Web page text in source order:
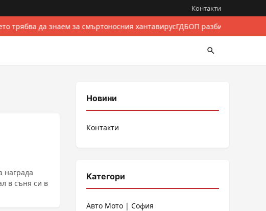
Контакти
трябва да знаем за смъртоносния хантавирусГДБОП разби
награда
в съня си в
Новини
Контакти
Категори
Авто Мото | София